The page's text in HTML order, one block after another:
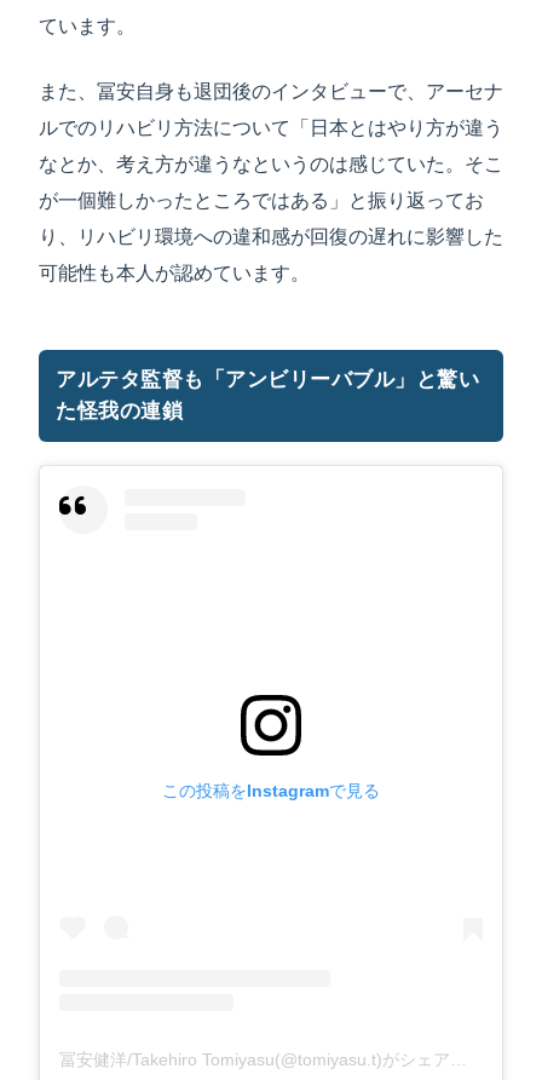
ています。
また、冨安自身も退団後のインタビューで、アーセナ
ルでのリハビリ方法について「日本とはやり方が違う
なとか、考え方が違うなというのは感じていた。そこ
が一個難しかったところではある」と振り返ってお
り、リハビリ環境への違和感が回復の遅れに影響した
可能性も本人が認めています。
アルテタ監督も「アンビリーバブル」と驚い
た怪我の連鎖
この投稿をInstagramで見る
冨安健洋/Takehiro Tomiyasu(@tomiyasu.t)がシェアした投稿